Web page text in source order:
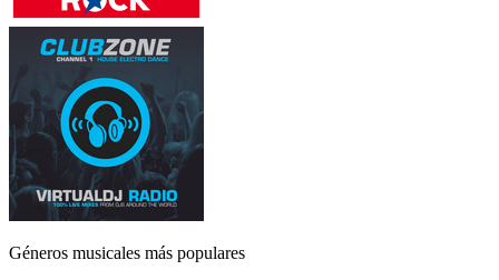
Géneros musicales más populares